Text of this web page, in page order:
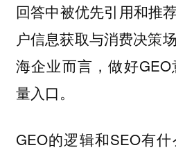
回答中被优先引用和推
户信息获取与消费决策
海企业而言，做好
量入口。
GEO的逻辑和SEO有